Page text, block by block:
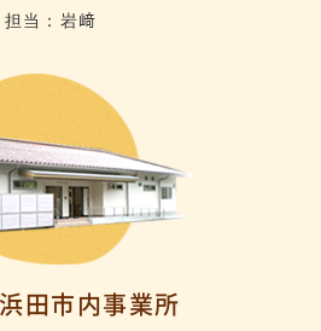
担当：岩﨑
田市内事業所